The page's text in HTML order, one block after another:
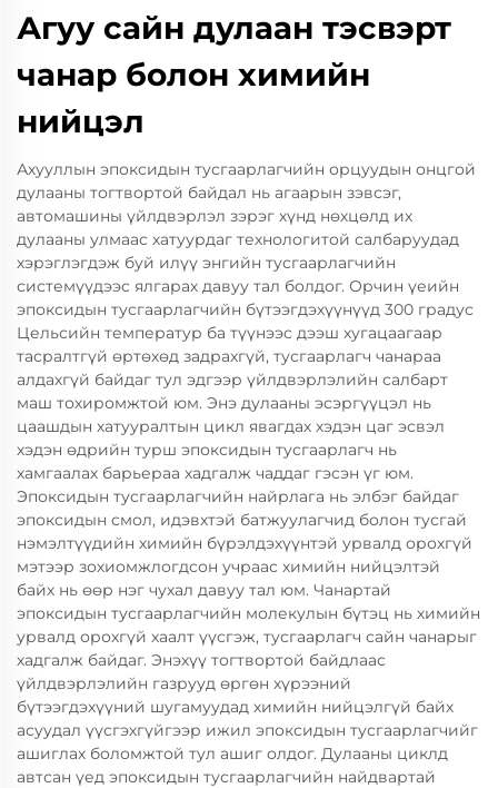
Агуу сайн дулаан тэсвэрт
чанар болон химийн
нийцэл
Ахууллын эпоксидын тусгаарлагчийн орцуудын онцгой
дулааны тогтвортой байдал нь агаарын зэвсэг,
автомашины үйлдвэрлэл зэрэг хүнд нөхцөлд их
дулааны улмаас хатуурдаг технологитой салбаруудад
хэрэглэгдэж буй илүү энгийн тусгаарлагчийн
системүүдээс ялгарах давуу тал болдог. Орчин үеийн
эпоксидын тусгаарлагчийн бүтээгдэхүүнүүд 300 градус
Цельсийн температур ба түүнээс дээш хугацаагаар
тасралтгүй өртөхөд задрахгүй, тусгаарлагч чанараа
алдахгүй байдаг тул эдгээр үйлдвэрлэлийн салбарт
маш тохиромжтой юм. Энэ дулааны эсэргүүцэл нь
цаашдын хатууралтын цикл явагдах хэдэн цаг эсвэл
хэдэн өдрийн турш эпоксидын тусгаарлагч нь
хамгаалах барьераа хадгалж чаддаг гэсэн үг юм.
Эпоксидын тусгаарлагчийн найрлага нь элбэг байдаг
эпоксидын смол, идэвхтэй батжуулагчид болон тусгай
нэмэлтүүдийн химийн бүрэлдэхүүнтэй урвалд орохгүй
мэтээр зохиомжлогдсон учраас химийн нийцэлтэй
байх нь өөр нэг чухал давуу тал юм. Чанартай
эпоксидын тусгаарлагчийн молекулын бүтэц нь химийн
урвалд орохгүй хаалт үүсгэж, тусгаарлагч сайн чанарыг
хадгалж байдаг. Энэхүү тогтвортой байдлаас
үйлдвэрлэлийн газрууд өргөн хүрээний
бүтээгдэхүүний шугамуудад химийн нийцэлгүй байх
асуудал үүсгэхгүйгээр ижил эпоксидын тусгаарлагчийг
ашиглах боломжтой тул ашиг олдог. Дулааны циклд
автсан үед эпоксидын тусгаарлагчийн найдвартай